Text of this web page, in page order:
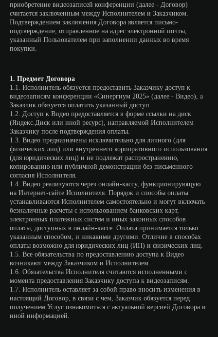
приобретение видеозаписей конференции (далее - Договор)
считается заключенным между Исполнителем и Заказчиком.
Подтверждением заключения Договора является письмо-
подтверждение, отправленное на адрес электронной почты,
указанный Пользователем при заполнении данных во время
покупки.
1. Предмет Договора
1.1. Исполнитель обязуется предоставить Заказчику доступ к
видеозаписям конференции «Синергиум 2025» (далее - Видео), а
Заказчик обязуется оплатить указанный доступ.
1.2. Доступ к Видео предоставляется в форме ссылки на диск
(Яндекс.Диск или иной ресурс), направляемой Исполнителем
Заказчику после подтверждения оплаты.
1.3. Видео предназначены исключительно для личного (для
физических лиц) или внутреннего корпоративного использования
(для юридических лиц) и не подлежат распространению,
копированию или публичной демонстрации без письменного
согласия Исполнителя.
1.4. Видео реализуются через онлайн-кассу, функционирующую
на Интернет-сайте Исполнителя. Порядок и способы оплаты
устанавливаются Исполнителем самостоятельно и могут включать
безналичные расчеты с использованием банковских карт,
электронных платежных систем и иных законных способов
оплаты, доступных в онлайн-кассе. Оплата принимается только
указанным способом, и никакими другими. Отличие в способах
оплаты возможно для юридических лиц (ИП) и физических лиц.
1.5. Все обязательства по предоставлению доступа к Видео
возникают между Заказчиком и Исполнителем.
1.6. Обязательства Исполнителя считаются исполненными с
момента предоставления Заказчику доступа к видеозаписям.
1.7. Исполнитель оставляет за собой право вносить изменения в
настоящий Договор, в связи с чем, Заказчик обязуется перед
получением Услуг ознакомиться с актуальной версией Договора и
иной информацией.